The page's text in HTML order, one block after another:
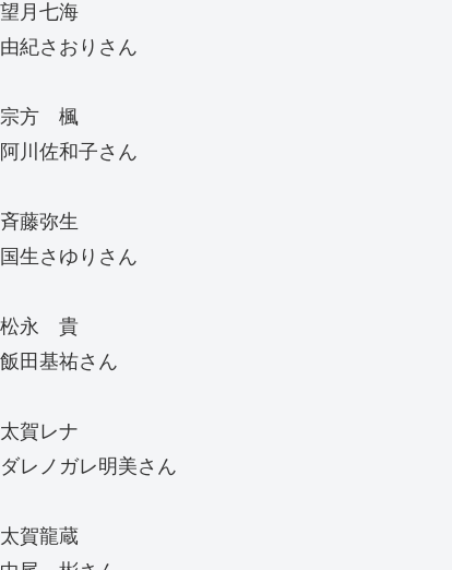
望月七海
由紀さおりさん
宗方 楓
阿川佐和子さん
斉藤弥生
国生さゆりさん
松永 貴
飯田基祐さん
太賀レナ
ダレノガレ明美さん
太賀龍蔵